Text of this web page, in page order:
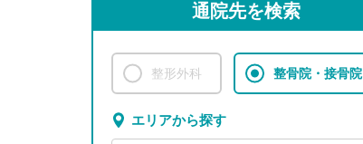
通院先を検索
整形外科 整骨院・接骨院
エリアから探す